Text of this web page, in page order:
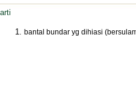
arti
bantal bundar yg dihiasi